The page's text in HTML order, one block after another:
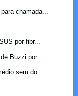
chamada...
por fibr...
Buzzi por...
sem do...